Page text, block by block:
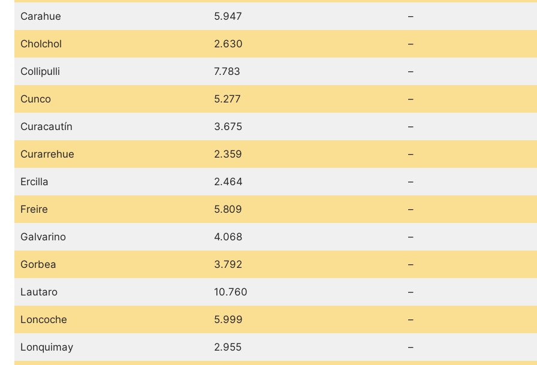
Carahue 5.947 –
Cholchol 2.630 –
Collipulli 7.783 –
Cunco 5.277 –
Curacautín 3.675 –
Curarrehue 2.359 –
Ercilla 2.464 –
Freire 5.809 –
Galvarino 4.068 –
Gorbea 3.792 –
Lautaro 10.760 –
Loncoche 5.999 –
Lonquimay 2.955 –